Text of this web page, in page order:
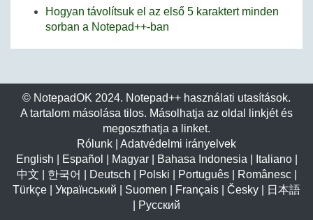
Hogyan távolítsuk el az első 5 karaktert minden
sorban a Notepad++-ban
© NotepadOK 2024. Notepad++ használati utasítások.
A tartalom másolása tilos. Másolhatja az oldal linkjét és
megoszthatja a linket.
Rólunk
Adatvédelmi irányelvek
English
Español Magyar| Bahasa Indonesia Italiano|
中文
한국어 Deutsch Polski Português| Românesc|
Türkçe
Український Suomen Français Česky
日本語
Русский